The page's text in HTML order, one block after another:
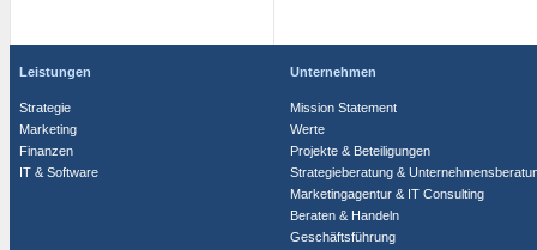
Leistungen
Strategie
Marketing
Finanzen
IT & Software
Unternehmen
Mission Statement
Werte
Projekte & Beteiligungen
Strategieberatung &
Marketingagentur & IT Consulting
Beraten & Handeln
Geschäftsführung